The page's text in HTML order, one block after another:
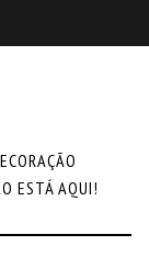
ESTÁ AQUI!